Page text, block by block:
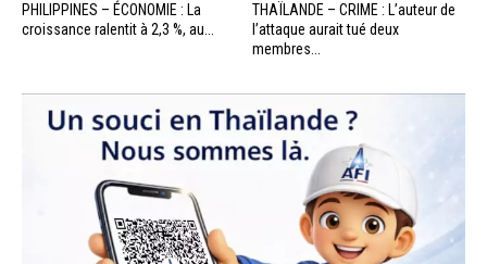
PHILIPPINES – ÉCONOMIE : La
croissance ralentit à 2,3 %, au...
THAÏLANDE – CRIME : L’auteur de
l’attaque aurait tué deux
membres...